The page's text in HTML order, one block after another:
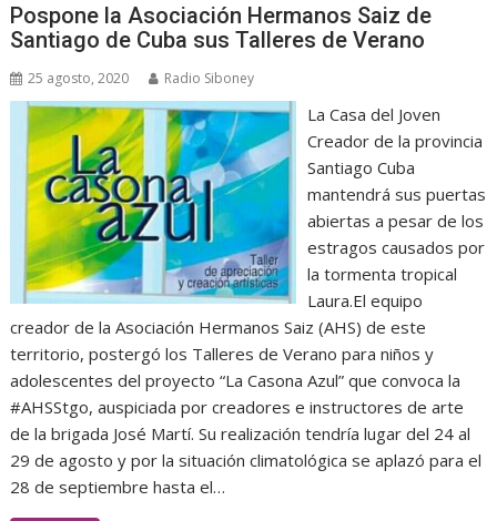
Pospone la Asociación Hermanos Saiz de
Santiago de Cuba sus Talleres de Verano
25 agosto, 2020 Radio Siboney
La Casa del Joven
Creador de la provincia
Santiago Cuba
mantendrá sus puertas
abiertas a pesar de los
estragos causados por
la tormenta tropical
Laura.El equipo
creador de la Asociación Hermanos Saiz (AHS) de este
territorio, postergó los Talleres de Verano para niños y
adolescentes del proyecto “La Casona Azul” que convoca la
#AHSStgo, auspiciada por creadores e instructores de arte
de la brigada José Martí. Su realización tendría lugar del 24 al
29 de agosto y por la situación climatológica se aplazó para el
28 de septiembre hasta el…